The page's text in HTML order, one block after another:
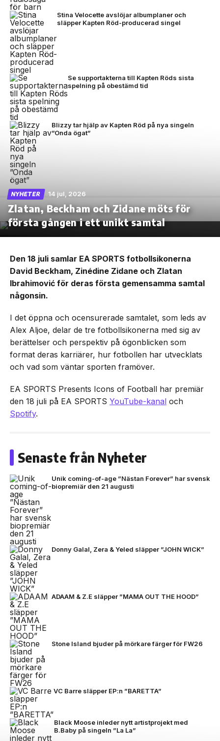
Stina Velocette avslöjar albumplaner och
släpper Kapten Röd-producerad singel
Se supportakterna till Kapten Röds sista
spelning på obestämd tid
Blizzy tar hjälp av Kapten Röd på nya singeln
”Onda ögat”
NYHETER 14 jul, 2026
Zlatan, Beckham och Zidane möts för
första gången i ett unikt samtal
Den 18 juli samlar EA SPORTS fotbollsikonerna
David Beckham, Zinédine Zidane och Zlatan
Ibrahimović för deras första gemensamma samtal
någonsin.
I det öppna och ocensurerade samtalet, som leds av
Alex Aljoe, delar de tre fotbollsikonerna med sig av
berättelser och perspektiv på ögonblicken som
format deras karriärer, hur fotbollen har utvecklats
och vad som väntar sporten framöver.
EA SPORTS Presents Icons of Football har premiär
den 18 juli på EA SPORTS YouTube-kanal och
Spotify.
Senaste från Nyheter
Unik coming-of-age ”Nästan Forever” har svensk
biopremiär den 21 augusti
Donny Galal, Zera & Yeled släpper ”JOHN WICK”
ADAAM & Z.E släpper ”MAMA OUT THE HOOD”
Stone Island bjuder på mörkare färger för FW26
VC Barre släpper EP:n ”BARETTA”
Black Moose inleder nytt artistprojekt med
B.Baby på singeln ”La La”